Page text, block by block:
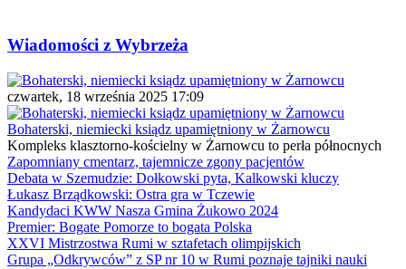
Wiadomości z Wybrzeża
czwartek, 18 września 2025 17:09
Bohaterski, niemiecki ksiądz upamiętniony w Żarnowcu
Kompleks klasztorno-kościelny w Żarnowcu to perła północnych
Zapomniany cmentarz, tajemnicze zgony pacjentów
Debata w Szemudzie: Dołkowski pyta, Kalkowski kluczy
Łukasz Brządkowski: Ostra gra w Tczewie
Kandydaci KWW Nasza Gmina Żukowo 2024
Premier: Bogate Pomorze to bogata Polska
XXVI Mistrzostwa Rumi w sztafetach olimpijskich
Grupa „Odkrywców” z SP nr 10 w Rumi poznaje tajniki nauki